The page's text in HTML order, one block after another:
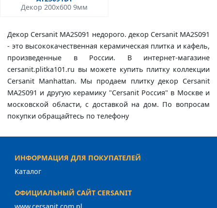
Декор 200x600 9мм
Декор Cersanit MA2S091 недорого. декор Cersanit MA2S091
- это высококачественная керамическая плитка и кафель,
произведенные в России. В интернет-магазине
cersanit.plitka101.ru вы можете купить плитку коллекции
Cersanit Manhattan. Мы продаем плитку декор Cersanit
MA2S091 и другую керамику "Cersanit Россия" в Москве и
московской области, с доставкой на дом. По вопросам
покупки обращайтесь по телефону
ИНФОРМАЦИЯ ДЛЯ ПОКУПАТЕЛЕЙ
Каталог
ОФИЦИАЛЬНЫЙ САЙТ CERSANIT